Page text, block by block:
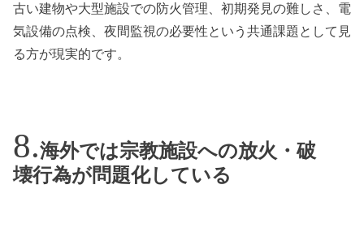
古い建物や大型施設での防火管理、初期発見の難しさ、電
気設備の点検、夜間監視の必要性という共通課題として見
る方が現実的です。
海外では宗教施設への放火・破
壊行為が問題化している